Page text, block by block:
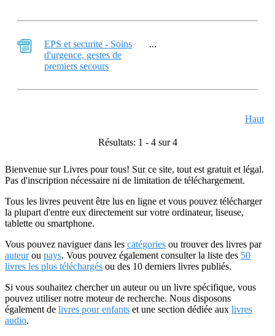
EPS et securite - Soins
d'urgence, gestes de
premiers secours
...
Haut
Résultats: 1 - 4 sur 4
Bienvenue sur Livres pour tous! Sur ce site, tout est gratuit et légal.
Pas d'inscription nécessaire ni de limitation de téléchargement.
Tous les livres peuvent être lus en ligne et vous pouvez télécharger
la plupart d'entre eux directement sur votre ordinateur, liseuse,
tablette ou smartphone.
Vous pouvez naviguer dans les catégories ou trouver des livres par
auteurou pays. Vous pouvez également consulter la liste des 50
livres les plus téléchargés ou des 10 derniers livres publiés.
Si vous souhaitez chercher un auteur ou un livre spécifique, vous
pouvez utiliser notre moteur de recherche. Nous disposons
également de livres pour enfants et une section dédiée aux livres
audio.